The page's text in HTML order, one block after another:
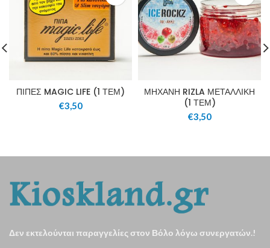
ΠΙΠΕΣ MAGIC LIFE (1 ΤΕΜ)
€3,50
ΜΗΧΑΝΗ RIZLA ΜΕΤΑΛΛΙΚΗ
(1 ΤΕΜ)
€3,50
Δεν εκτελούνται παραγγελίες στον Βόλο λόγω συνεργατών.!